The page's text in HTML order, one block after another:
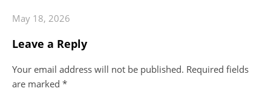
May 18, 2026
Leave a Reply
Your email address will not be published. Required fields
are marked *